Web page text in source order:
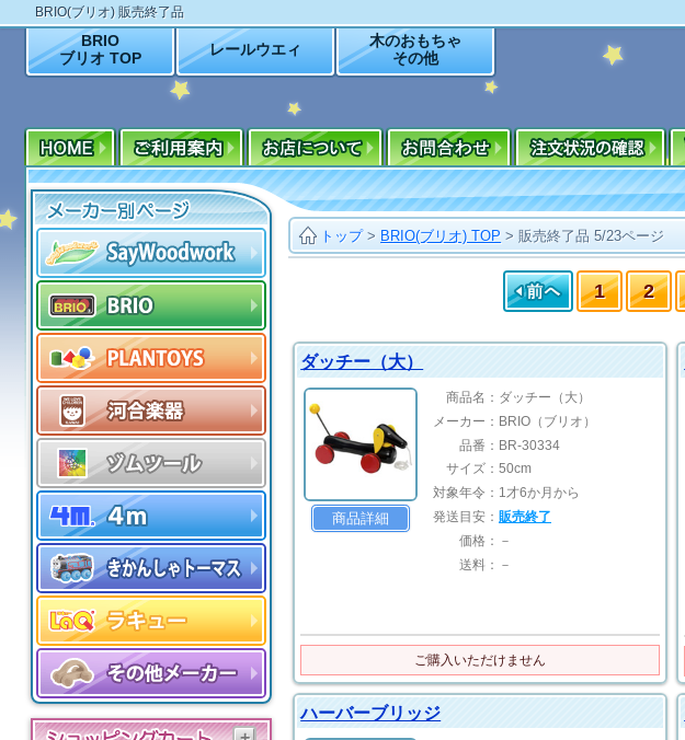
BRIO(ブリオ) 販売終了品
BRIO
ブリオ TOP
レールウエィ
木のおもちゃ
その他
トップ> BRIO(ブリオ) TOP > 販売終了品 5/23ページ
1 2
ダッチー（大）
商品詳細
商品名： ダッチー（大）
メーカー： BRIO（ブリオ）
品番： BR-30334
サイズ： 50cm
対象年令： 1才6か月から
発送目安： 販売終了
価格： －
送料： －
ご購入いただけません
ハーバーブリッジ